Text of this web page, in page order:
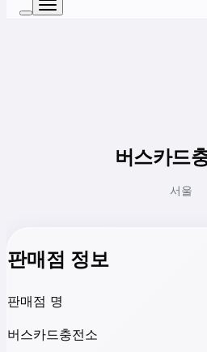
버스카드
서울
판매점 정보
판매점 명
버스카드충전소